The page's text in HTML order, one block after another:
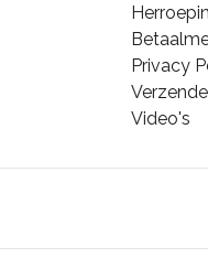
Privacy
Video's